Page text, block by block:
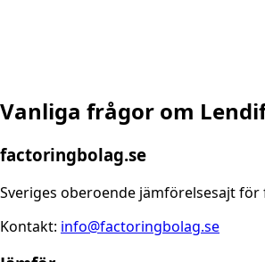
Vanliga frågor om
factoringbolag.se
Sveriges oberoende jämförelsesajt för
Kontakt: info@factoringbolag.se